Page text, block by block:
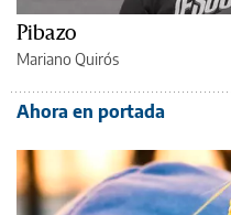
Pibazo
Mariano Quirós
Ahora en portada